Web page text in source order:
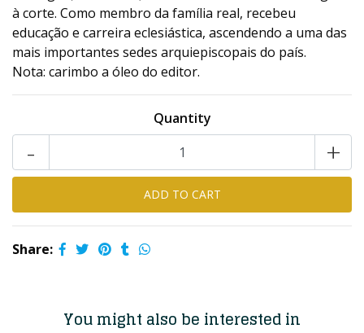
à corte. Como membro da família real, recebeu
educação e carreira eclesiástica, ascendendo a uma das
mais importantes sedes arquiepiscopais do país.
Nota: carimbo a óleo do editor.
Quantity
+
-
Share:
You might also be interested in